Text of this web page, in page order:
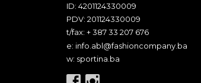
ID: 4201124330009
PDV: 201124330009
t/fax: + 387 33 207 676
e: info.abl@fashioncompany.ba
w: sportina.ba